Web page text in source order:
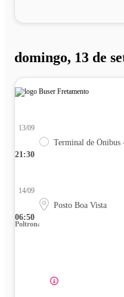
domingo, 13 de
21:30
13/09
Terminal de Ônibus
06:50
14/09
Posto Boa Vista
Poltrona